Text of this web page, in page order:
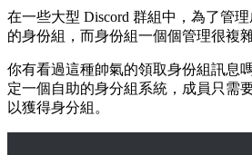
在一些大型 Discord 群組中，為了管
的身份組，而身份組一個個管理很複雜
你有看過這種帥氣的領取身份組訊息
定一個自助的身分組系統，成員只需
以獲得身分組。